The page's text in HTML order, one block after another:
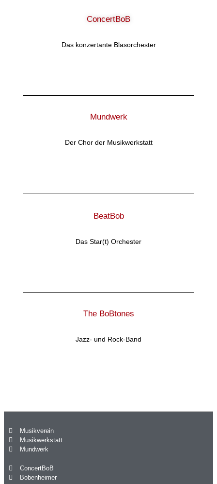
ConcertBoB
Das konzertante Blasorchester
Mundwerk
Der Chor der Musikwerkstatt
BeatBob
Das Star(t) Orchester
The BoBtones
Jazz- und Rock-Band
Musikverein
Musikwerkstatt
Mundwerk
ConcertBoB
Bobenheimer